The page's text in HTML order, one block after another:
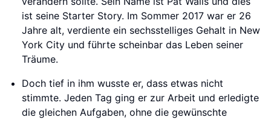
ist seine Starter Story. Im Sommer 2017 war er 26
Jahre alt, verdiente ein sechsstelliges Gehalt in New
York City und führte scheinbar das Leben seiner
Träume.
Doch tief in ihm wusste er, dass etwas nicht
stimmte. Jeden Tag ging er zur Arbeit und erledigte
die gleichen Aufgaben, ohne die gewünschte